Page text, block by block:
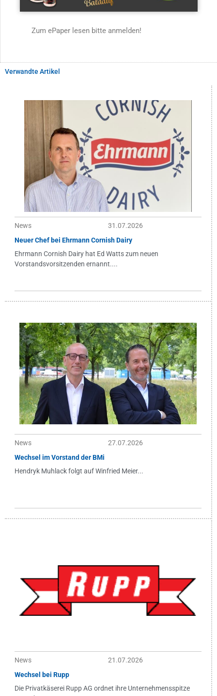
Zum ePaper lesen bitte anmelden!
Verwandte Artikel
News
31.07.2026
Neuer Chef bei Ehrmann Cornish Dairy
Ehrmann Cornish Dairy hat Ed Watts zum neuen
Vorstandsvorsitzenden ernannt....
News
27.07.2026
Wechsel im Vorstand der BMi
Hendryk Muhlack folgt auf Winfried Meier...
News
21.07.2026
Wechsel bei Rupp
Die Privatkäserei Rupp AG ordnet ihre Unternehmensspitze